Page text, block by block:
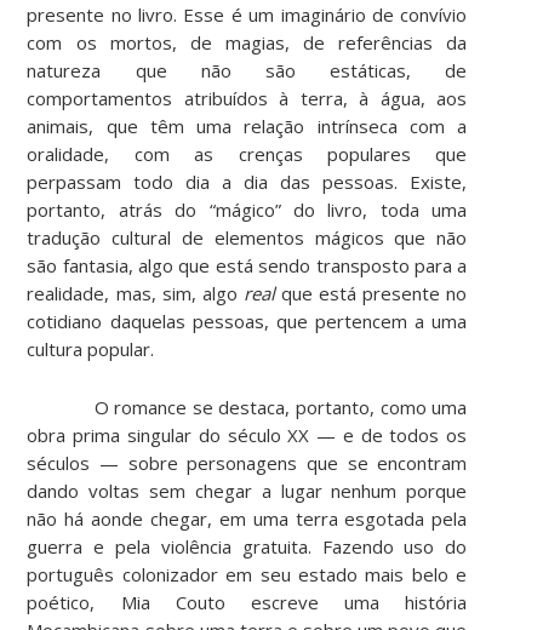
presente no livro. Esse é um imaginário de convívio
com os mortos, de magias, de referências da
natureza que não são estáticas, de
comportamentos atribuídos à terra, à água, aos
animais, que têm uma relação intrínseca com a
oralidade, com as crenças populares que
perpassam todo dia a dia das pessoas. Existe,
portanto, atrás do “mágico” do livro, toda uma
tradução cultural de elementos mágicos que não
são fantasia, algo que está sendo transposto para a
realidade, mas, sim, algo realque está presente no
cotidiano daquelas pessoas, que pertencem a uma
cultura popular.
O romance se destaca, portanto, como uma
obra prima singular do século XX — e de todos os
séculos — sobre personagens que se encontram
dando voltas sem chegar a lugar nenhum porque
não há aonde chegar, em uma terra esgotada pela
guerra e pela violência gratuita. Fazendo uso do
português colonizador em seu estado mais belo e
poético, Mia Couto escreve uma história